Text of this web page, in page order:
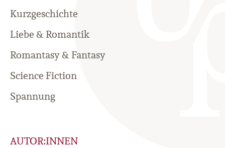
Kurzgeschichte
Liebe & Romantik
Romantasy & Fantasy
Science Fiction
Spannung
AUTOR:INNEN